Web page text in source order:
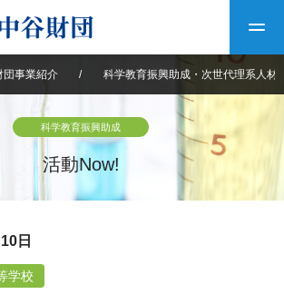
中谷財団について
紹介
中谷財団動画紹介
団事業紹介 / 科学教育振興助成・次世代理系人材
科学教育振興助成
活動Now!
日
学校